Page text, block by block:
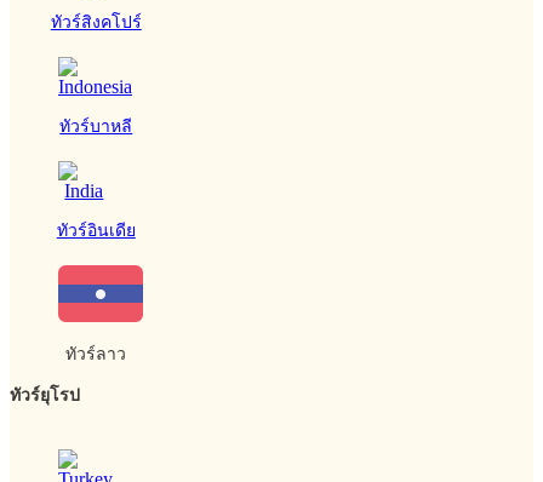
ทัวร์สิงคโปร์
ทัวร์บาหลี
ทัวร์อินเดีย
ทัวร์ลาว
ทัวร์ยุโรป